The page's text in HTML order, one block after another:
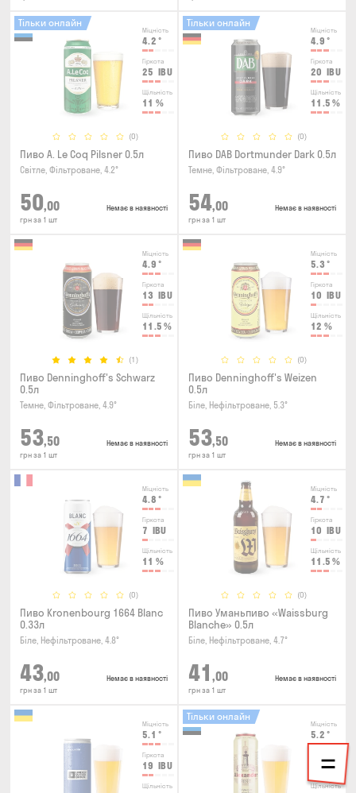
Міцність
4.2 °
Гіркота
25 IBU
Щільність
11 %
(0)
Тільки онлайн
Пиво A. Le Coq Pilsner 0.5л
Світле, Фільтроване, 4.2°
50,00
грн за 1 шт
Немає в наявності
Міцність
4.9 °
Гіркота
20 IBU
Щільність
11.5 %
(0)
Тільки онлайн
Пиво DAB Dortmunder Dark 0.5л
Темне, Фільтроване, 4.9°
54,00
грн за 1 шт
Немає в наявності
Міцність
4.9 °
Гіркота
13 IBU
Щільність
11.5 %
(1)
Пиво Denninghoff's Schwarz
0.5л
Темне, Фільтроване, 4.9°
53,50
грн за 1 шт
Немає в наявності
Міцність
5.3 °
Гіркота
10 IBU
Щільність
12 %
(0)
Пиво Denninghoff's Weizen
0.5л
Біле, Нефільтроване, 5.3°
53,50
грн за 1 шт
Немає в наявності
Міцність
4.8 °
Гіркота
7 IBU
Щільність
11 %
(0)
Пиво Kronenbourg 1664 Blanc
0.33л
Біле, Нефільтроване, 4.8°
43,00
грн за 1 шт
Немає в наявності
Міцність
4.7 °
Гіркота
10 IBU
Щільність
11.5 %
(0)
Пиво Уманьпиво «Waissburg
Blanche» 0.5л
Біле, Нефільтроване, 4.7°
41 ,00
грн за 1 шт
Немає в наявності
Міцність
5.1 °
Гіркота
19 IBU
Щільність
Міцність
5.2 °
20IBU
Щільність
Тільки онлайн